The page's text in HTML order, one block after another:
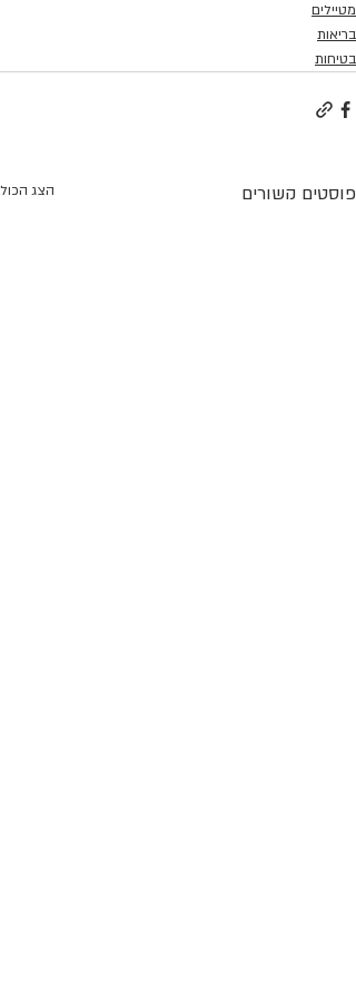
מטיילים
בריאות
בטיחות
פוסטים קשורים הצג הכול